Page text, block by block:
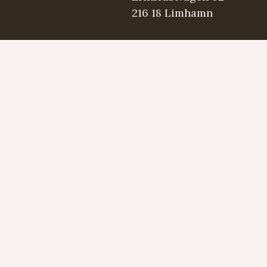
216 18 Limhamn